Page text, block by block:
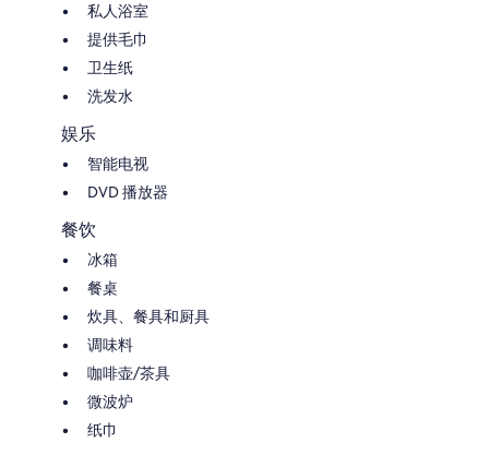
私人浴室
提供毛巾
卫生纸
洗发水
娱乐
智能电视
DVD 播放器
餐饮
冰箱
餐桌
炊具、餐具和厨具
调味料
咖啡壶/茶具
微波炉
纸巾